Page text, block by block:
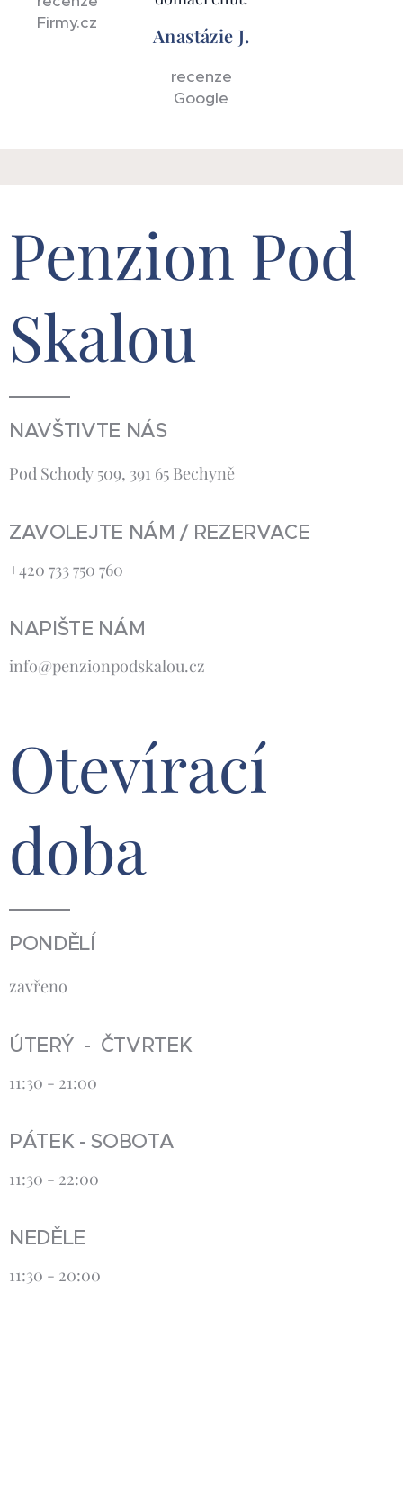
Firmy.cz
Anastázie J.
recenze
Google
Penzion Pod
Skalou
NAVŠTIVTE NÁS
Pod Schody 509, 391 65 Bechyně
ZAVOLEJTE NÁM / REZERVACE
+420 733 750 760
NAPIŠTE NÁM
info@penzionpodskalou.cz
Otevírací
doba
PONDĚLÍ
zavřeno
ÚTERÝ - ČTVRTEK
11:30 - 21:00
PÁTEK - SOBOTA
11:30 - 22:00
NEDĚLE
11:30 - 20:00